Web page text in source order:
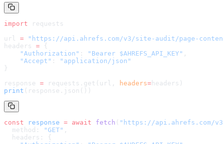
import requests
url = " https://api.ahrefs.com/v3/site-audit/page-
headers = {
    "Authorization"
: "Bearer $AHREFS_API_KEY" ,
    "Accept"
:
"application/json"
}
response = requests.get(url, headers= headers )
print (response.json())
const response = await fetch ( " https://api.ahrefs.com/
  method:
"GET" ,
  headers: {